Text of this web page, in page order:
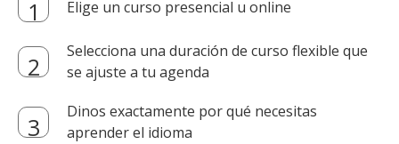
Elige un curso presencial u online
Selecciona una duración de curso flexible que
se ajuste a tu agenda
Dinos exactamente por qué necesitas
aprender el idioma